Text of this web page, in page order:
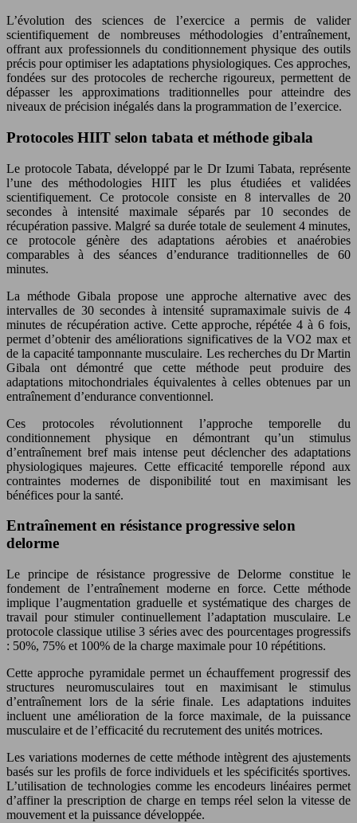
L’évolution des sciences de l’exercice a permis de valider
scientifiquement de nombreuses méthodologies d’entraînement,
offrant aux professionnels du conditionnement physique des outils
précis pour optimiser les adaptations physiologiques. Ces approches,
fondées sur des protocoles de recherche rigoureux, permettent de
dépasser les approximations traditionnelles pour atteindre des
niveaux de précision inégalés dans la programmation de l’exercice.
Protocoles HIIT selon tabata et méthode gibala
Le protocole Tabata, développé par le Dr Izumi Tabata, représente
l’une des méthodologies HIIT les plus étudiées et validées
scientifiquement. Ce protocole consiste en 8 intervalles de 20
secondes à intensité maximale séparés par 10 secondes de
récupération passive. Malgré sa durée totale de seulement 4 minutes,
ce protocole génère des adaptations aérobies et anaérobies
comparables à des séances d’endurance traditionnelles de 60
minutes.
La méthode Gibala propose une approche alternative avec des
intervalles de 30 secondes à intensité supramaximale suivis de 4
minutes de récupération active. Cette approche, répétée 4 à 6 fois,
permet d’obtenir des améliorations significatives de la VO2 max et
de la capacité tamponnante musculaire. Les recherches du Dr Martin
Gibala ont démontré que cette méthode peut produire des
adaptations mitochondriales équivalentes à celles obtenues par un
entraînement d’endurance conventionnel.
Ces protocoles révolutionnent l’approche temporelle du
conditionnement physique en démontrant qu’un stimulus
d’entraînement bref mais intense peut déclencher des adaptations
physiologiques majeures. Cette efficacité temporelle répond aux
contraintes modernes de disponibilité tout en maximisant les
bénéfices pour la santé.
Entraînement en résistance progressive selon
delorme
Le principe de résistance progressive de Delorme constitue le
fondement de l’entraînement moderne en force. Cette méthode
implique l’augmentation graduelle et systématique des charges de
travail pour stimuler continuellement l’adaptation musculaire. Le
protocole classique utilise 3 séries avec des pourcentages progressifs
: 50%, 75% et 100% de la charge maximale pour 10 répétitions.
Cette approche pyramidale permet un échauffement progressif des
structures neuromusculaires tout en maximisant le stimulus
d’entraînement lors de la série finale. Les adaptations induites
incluent une amélioration de la force maximale, de la puissance
musculaire et de l’efficacité du recrutement des unités motrices.
Les variations modernes de cette méthode intègrent des ajustements
basés sur les profils de force individuels et les spécificités sportives.
L’utilisation de technologies comme les encodeurs linéaires permet
d’affiner la prescription de charge en temps réel selon la vitesse de
mouvement et la puissance développée.